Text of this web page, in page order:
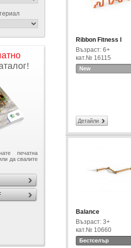
печатна
да свалите
Ribbon Fitness I
Възраст: 6+
кат.№ 16115
New
Детайли
Balance
Възраст: 3+
кат.№ 10660
Бестселър